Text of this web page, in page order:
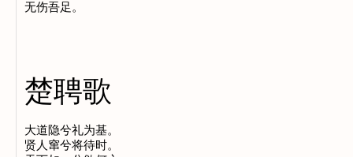
楚聘歌
大道隐兮礼为基。
贤人窜兮将待时。